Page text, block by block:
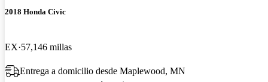
2018 Honda Civic
EX 57,146 millas
Entrega a domicilio desde Maplewood, MN